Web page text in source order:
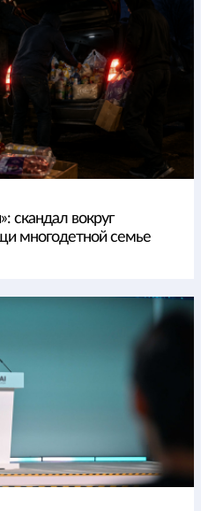
скандал вокруг
многодетной семье